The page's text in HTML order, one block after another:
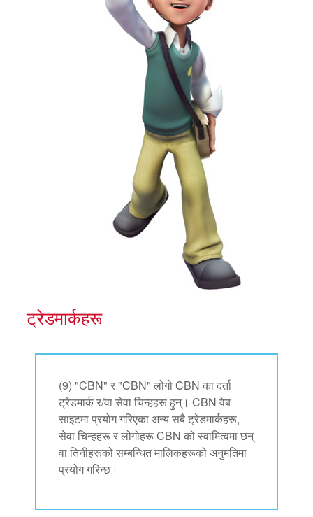
ट्रेडमार्कहरू
(9) "CBN" र "CBN" लोगो CBN का दर्ता
ट्रेडमार्क र/वा सेवा चिन्हहरू हुन्। CBN वेब
साइटमा प्रयोग गरिएका अन्य सबै ट्रेडमार्कहरू,
सेवा चिन्हहरू र लोगोहरू CBN को स्वामित्वमा छन्
वा तिनीहरूको सम्बन्धित मालिकहरूको अनुमतिमा
प्रयोग गरिन्छ।